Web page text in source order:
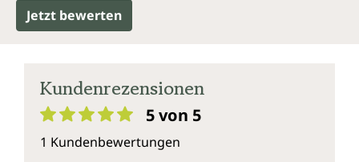
Jetzt bewerten
Kundenrezensionen
5 von 5
1 Kundenbewertungen